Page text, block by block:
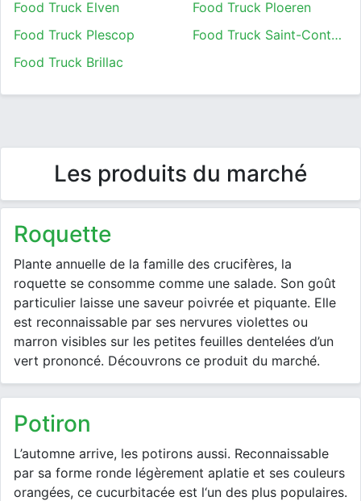
Food Truck Elven
Food Truck Ploeren
Food Truck Plescop
Food Truck Saint-Contest
Food Truck Brillac
Les produits du marché
roquette
Plante annuelle de la famille des crucifères, la
roquette se consomme comme une salade. Son goût
particulier laisse une saveur poivrée et piquante. Elle
est reconnaissable par ses nervures violettes ou
marron visibles sur les petites feuilles dentelées d’un
vert prononcé. Découvrons ce produit du marché.
potiron
L’automne arrive, les potirons aussi. Reconnaissable
par sa forme ronde légèrement aplatie et ses couleurs
orangées, ce cucurbitacée est l‘un des plus populaires.